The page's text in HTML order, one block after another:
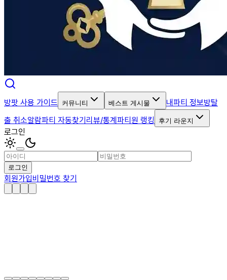
방팟 사용 가이드 커뮤니티 베스트 게시물 내파티 정보방탈
출 취소알람파티 자동찾기리뷰/통계파티원 랭킹 후기 라운지
로그인
로그인
회원가입비밀번호 찾기